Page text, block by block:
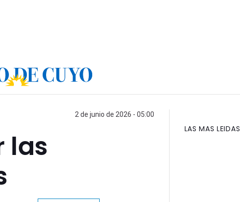
2 de junio de 2026 - 05:00
las
LAS MAS LEIDAS